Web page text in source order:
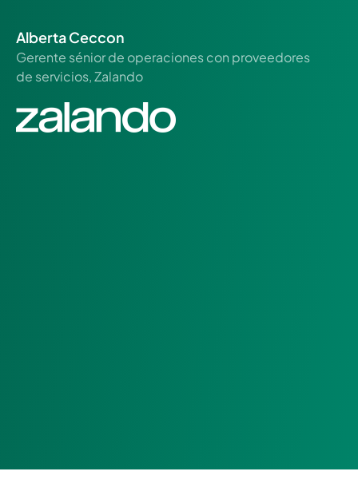
Alberta Ceccon
Gerente sénior de operaciones con proveedores
de servicios, Zalando